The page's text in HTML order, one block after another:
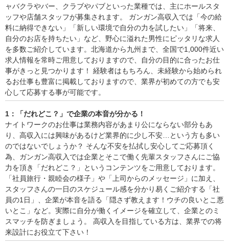
ャバクラやバー、クラブやパブといった業種では、主にホールスタ
ッフや店舗スタッフが募集されます。 ガンガン高収入では「今の給
料に納得できない」「新しい環境で自分の力を試したい」「将来、
自分のお店を持ちたい」など、野心に溢れた男性にピッタリな求人
を多数ご紹介しています。北海道から九州まで、全国で1,000件近い
求人情報を常時ご用意しておりますので、自分の目的に合ったお仕
事がきっと見つかります！ 経験者はもちろん、未経験から始められ
るお仕事も豊富に掲載しておりますので、業界が初めての方でも安
心して応募する事が可能です。
1：「だれどこ？」で企業の本音が分かる！
ナイトワークのお仕事は業務内容があまり公にならない部分もあ
り、高収入には興味があるけど業界的に少し不安…という方も多い
のではないでしょうか？ そんな不安を払拭し安心してご応募頂く
為、ガンガン高収入では企業とそこで働く先輩スタッフさんにご協
力を頂き「だれどこ？」というコンテンツをご用意しております。
「社員旅行・親睦会の様子」や「上司からのメッセージ」に加え、
スタッフさんの一日のスケジュール感を分かり易くご紹介する「社
員の1日」、企業が本音を語る「隠さず教えます！ウチの良いとこ悪
いとこ」など。実際に自分が働くイメージを確立して、企業とのミ
スマッチを防ぎましょう。 高収入を目指している方は、業界での将
来設計にお役立て下さい！